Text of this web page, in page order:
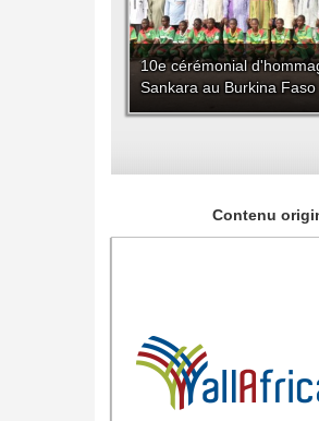
10e cérémonial
Sankara au Burkina Faso
Contenu